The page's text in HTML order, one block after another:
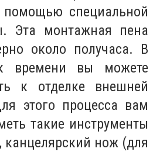
помощью специальной
Эта монтажная пена
около получаса. В
времени вы можете
к отделке внешней
этого процесса вам
такие инструменты
канцелярский нож (для